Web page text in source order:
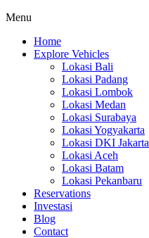
Menu
Home
Explore Vehicles
Lokasi Bali
Lokasi Padang
Lokasi Lombok
Lokasi Medan
Lokasi Surabaya
Lokasi Yogyakarta
Lokasi DKI Jakarta
Lokasi Aceh
Lokasi Batam
Lokasi Pekanbaru
Reservations
Investasi
Blog
Contact